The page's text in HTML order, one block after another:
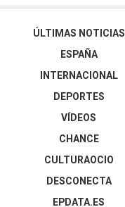
ÚLTIMAS NOTICIAS
ESPAÑA
INTERNACIONAL
DEPORTES
VÍDEOS
CHANCE
CULTURAOCIO
DESCONECTA
EPDATA.ES